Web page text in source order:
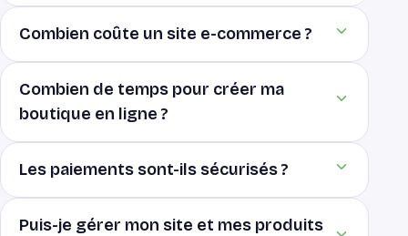
Combien coûte un site e-commerce ?
Combien de temps pour créer ma
boutique en ligne ?
Les paiements sont-ils sécurisés ?
Puis-je gérer mon site et mes produits